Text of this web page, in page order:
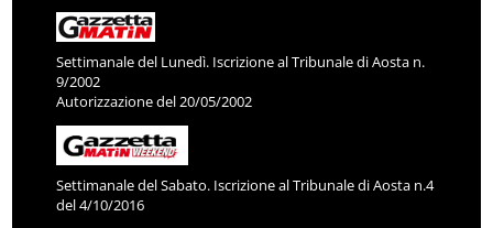
Settimanale del Lunedì. Iscrizione al Tribunale di Aosta n.
9/2002
Autorizzazione del 20/05/2002
Settimanale del Sabato. Iscrizione al Tribunale di Aosta n.4
del 4/10/2016